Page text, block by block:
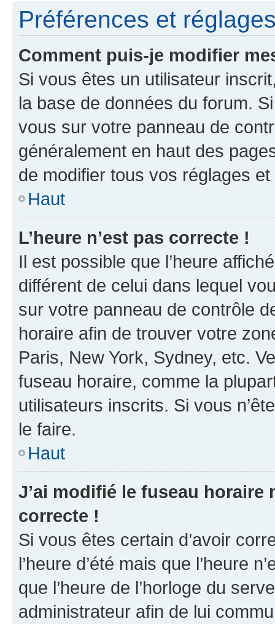
Préférences et
Comment puis-je modifier
Si vous êtes un utilisateur
la base de données du forum.
vous sur votre panneau de
généralement en haut des
de modifier tous vos réglages
Haut
L’heure n’est pas correcte !
Il est possible que l’heure
différent de celui dans lequel
sur votre panneau de contrôle
horaire afin de trouver votre
Paris, New York, Sydney, etc.
fuseau horaire, comme la
utilisateurs inscrits. Si vous
le faire.
Haut
J’ai modifié le fuseau horaire
correcte !
Si vous êtes certain d’avoir
l’heure d’été mais que l’heure
que l’heure de l’horloge du
administrateur afin de lui